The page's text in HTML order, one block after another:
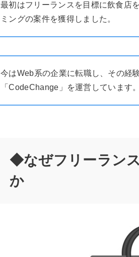
最初はフリーランスを目標に飲食店
ミングの案件を獲得しました。
今はWeb系の企業に転職し、その経
「CodeChange」を運営しています。
◆なぜフリーラン
か